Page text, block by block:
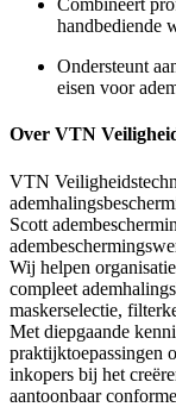
Combineert
handbediende
Ondersteunt
eisen voor
Over VTN
VTN
Scott
Wij helpen
compleet
maskerselectie,
Met diepgaande
praktijktoepassingen
inkopers bij het
aantoonbaar